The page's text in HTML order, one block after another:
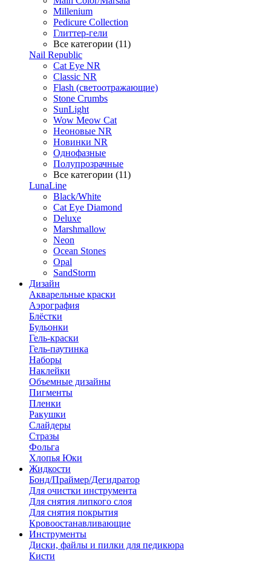
Millenium
Pedicure Collection
Глиттер-гели
Все категории (11)
Nail Republic
Cat Eye NR
Classic NR
Flash (светоотражающие)
Stone Crumbs
SunLight
Wow Meow Cat
Неоновые NR
Новинки NR
Однофазные
Полупрозрачные
Все категории (11)
LunaLine
Black/White
Cat Eye Diamond
Deluxe
Marshmallow
Neon
Ocean Stones
Opal
SandStorm
Дизайн
Акварельные краски
Аэрография
Блёстки
Бульонки
Гель-краски
Гель-паутинка
Наборы
Наклейки
Объемные дизайны
Пигменты
Пленки
Ракушки
Слайдеры
Стразы
Фольга
Хлопья Юки
Жидкости
Бонд/Праймер/Дегидратор
Для очистки инструмента
Для снятия липкого слоя
Для снятия покрытия
Кровоостанавливающие
Инструменты
Диски, файлы и пилки для педикюра
Кисти